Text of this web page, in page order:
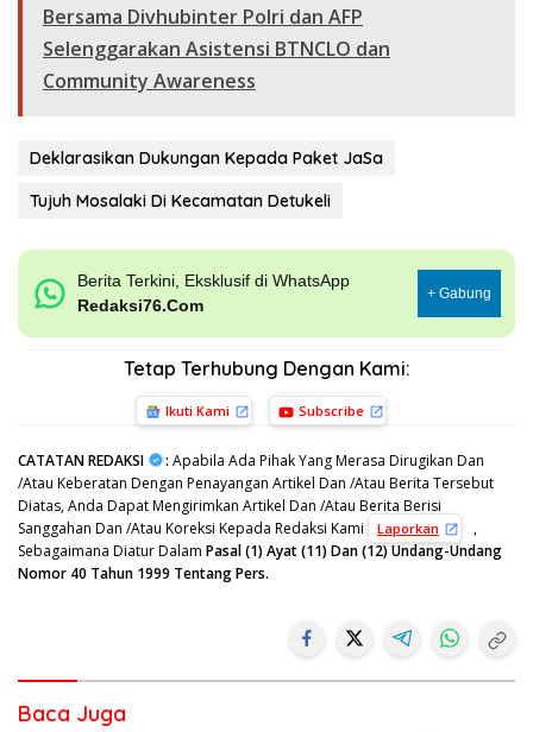
Bersama Divhubinter Polri dan AFP
Selenggarakan Asistensi BTNCLO dan
Community Awareness
Deklarasikan Dukungan Kepada Paket JaSa
Tujuh Mosalaki Di Kecamatan Detukeli
Berita Terkini, Eksklusif di WhatsApp
Redaksi76.Com
+ Gabung
Tetap Terhubung Dengan Kami:
Ikuti Kami Subscribe
CATATAN REDAKSI : Apabila Ada Pihak Yang Merasa Dirugikan Dan
/Atau Keberatan Dengan Penayangan Artikel Dan /Atau Berita Tersebut
Diatas, Anda Dapat Mengirimkan Artikel Dan /Atau Berita Berisi
Sanggahan Dan /Atau Koreksi Kepada Redaksi Kami
Laporkan
,
Sebagaimana Diatur Dalam Pasal (1) Ayat (11) Dan (12) Undang-Undang
Nomor 40 Tahun 1999 Tentang Pers.
Baca Juga